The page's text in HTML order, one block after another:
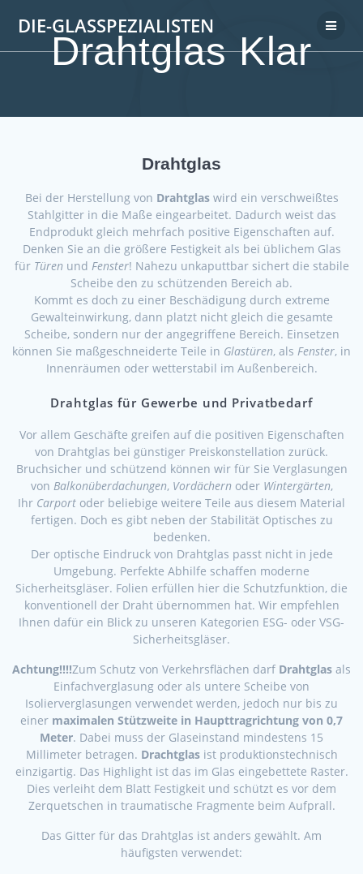
DIE-GLASSPEZIALISTEN
Drahtglas Klar
Drahtglas
Bei der Herstellung von Drahtglaswird ein verschweißtes
Stahlgitter in die Maße eingearbeitet. Dadurch weist das
Endprodukt gleich mehrfach positive Eigenschaften auf.
Denken Sie an die größere Festigkeit als bei üblichem Glas
für Türen und Fenster! Nahezu unkaputtbar sichert die stabile
Scheibe den zu schützenden Bereich ab.
Kommt es doch zu einer Beschädigung durch extreme
Gewalteinwirkung, dann platzt nicht gleich die gesamte
Scheibe, sondern nur der angegriffene Bereich. Einsetzen
können Sie maßgeschneiderte Teile in Glastüren, als Fenster, in
Innenräumen oder wetterstabil im Außenbereich.
Drahtglas für Gewerbe und Privatbedarf
Vor allem Geschäfte greifen auf die positiven Eigenschaften
von Drahtglas bei günstiger Preiskonstellation zurück.
Bruchsicher und schützend können wir für Sie Verglasungen
von Balkonüberdachungen, Vordächern oder Wintergärten,
Ihr Carport oder beliebige weitere Teile aus diesem Material
fertigen. Doch es gibt neben der Stabilität Optisches zu
bedenken.
Der optische Eindruck von Drahtglas passt nicht in jede
Umgebung. Perfekte Abhilfe schaffen moderne
Sicherheitsgläser. Folien erfüllen hier die Schutzfunktion, die
konventionell der Draht übernommen hat. Wir empfehlen
Ihnen dafür ein Blick zu unseren Kategorien ESG- oder VSG-
Sicherheitsgläser.
Achtung!!!!Zum Schutz von Verkehrsflächen darf Drahtglas als
Einfachverglasung oder als untere Scheibe von
Isolierverglasungen verwendet werden, jedoch nur bis zu
einer maximalen Stützweite in Haupttragrichtung von 0,7
Meter. Dabei muss der Glaseinstand mindestens 15
Millimeter betragen. Drachtglasist produktionstechnisch
einzigartig. Das Highlight ist das im Glas eingebettete Raster.
Dies verleiht dem Blatt Festigkeit und schützt es vor dem
Zerquetschen in traumatische Fragmente beim Aufprall.
Das Gitter für das Drahtglas ist anders gewählt. Am
häufigsten verwendet: